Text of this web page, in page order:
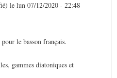
le lun 07/12/2020 - 22:48
le basson français.
gammes diatoniques et